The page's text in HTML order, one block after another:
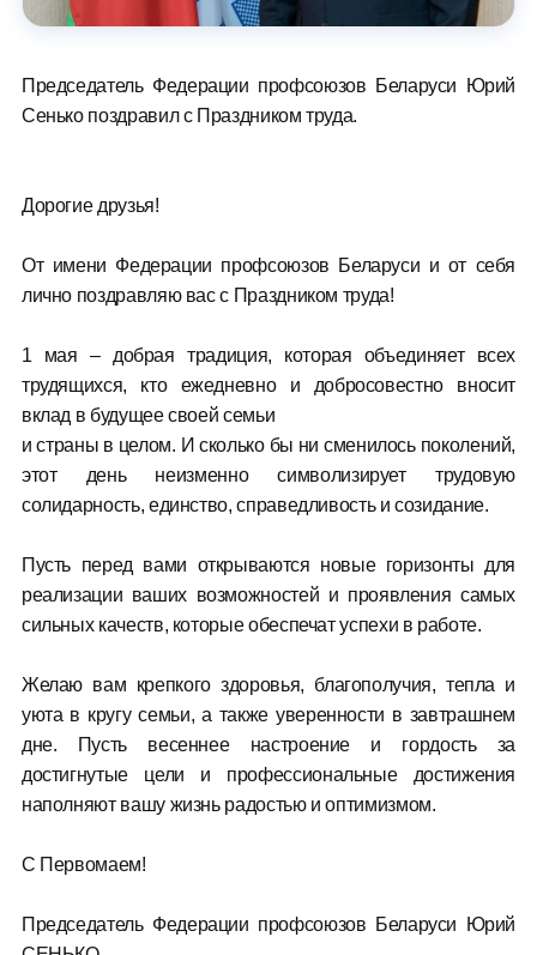
Председатель Федерации профсоюзов Беларуси Юрий
Сенько поздравил с Праздником труда.
Дорогие друзья!
От имени Федерации профсоюзов Беларуси и от себя
лично поздравляю вас с Праздником труда!
1 мая – добрая традиция, которая объединяет всех
трудящихся, кто ежедневно и добросовестно вносит
вклад в будущее своей семьи
и страны в целом. И сколько бы ни сменилось поколений,
этот день неизменно символизирует трудовую
солидарность, единство, справедливость и созидание.
Пусть перед вами открываются новые горизонты для
реализации ваших возможностей и проявления самых
сильных качеств, которые обеспечат успехи в работе.
Желаю вам крепкого здоровья, благополучия, тепла и
уюта в кругу семьи, а также уверенности в завтрашнем
дне. Пусть весеннее настроение и гордость за
достигнутые цели и профессиональные достижения
наполняют вашу жизнь радостью и оптимизмом.
С Первомаем!
Председатель Федерации профсоюзов Беларуси Юрий